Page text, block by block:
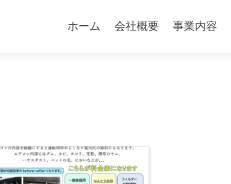
ン
プ
ホーム 会社概要 事業内容